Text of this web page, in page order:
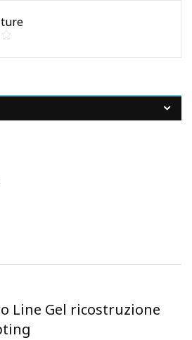
Line Gel ricostruzione